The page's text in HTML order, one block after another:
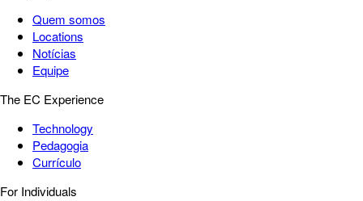
Quem somos
Locations
Notícias
Equipe
The EC Experience
Technology
Pedagogia
Currículo
For Individuals